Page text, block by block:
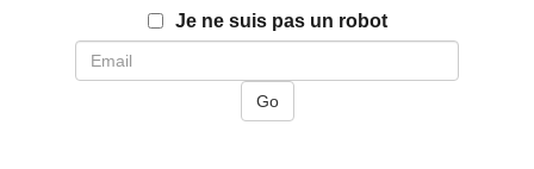
Je ne suis pas un robotEmail